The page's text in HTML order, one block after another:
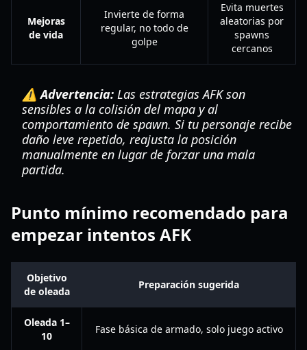
Mejoras
de vida
Invierte de forma
regular, no todo de
golpe
Evita muertes
aleatorias por
spawns
cercanos
⚠️ Advertencia: Las estrategias AFK son
sensibles a la colisión del mapa y al
comportamiento de spawn. Si tu personaje recibe
daño leve repetido, reajusta la posición
manualmente en lugar de forzar una mala
partida.
Punto mínimo recomendado para
empezar intentos AFK
Objetivo
de oleada
Preparación sugerida
Oleada 1–
10
Fase básica de armado, solo juego activo